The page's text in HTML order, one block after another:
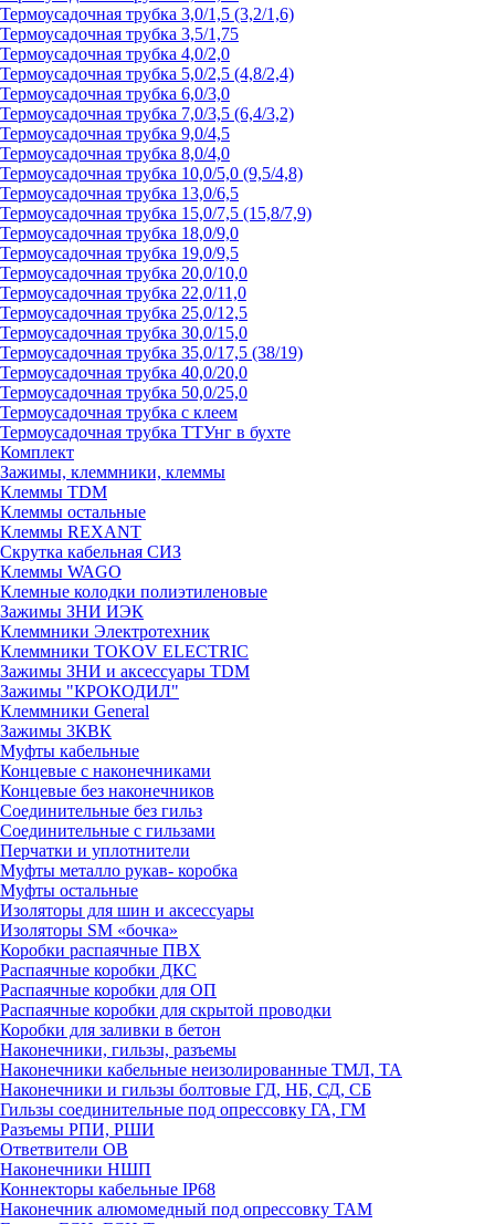
Термоусадочная трубка 3,0/1,5 (3,2/1,6)
Термоусадочная трубка 3,5/1,75
Термоусадочная трубка 4,0/2,0
Термоусадочная трубка 5,0/2,5 (4,8/2,4)
Термоусадочная трубка 6,0/3,0
Термоусадочная трубка 7,0/3,5 (6,4/3,2)
Термоусадочная трубка 9,0/4,5
Термоусадочная трубка 8,0/4,0
Термоусадочная трубка 10,0/5,0 (9,5/4,8)
Термоусадочная трубка 13,0/6,5
Термоусадочная трубка 15,0/7,5 (15,8/7,9)
Термоусадочная трубка 18,0/9,0
Термоусадочная трубка 19,0/9,5
Термоусадочная трубка 20,0/10,0
Термоусадочная трубка 22,0/11,0
Термоусадочная трубка 25,0/12,5
Термоусадочная трубка 30,0/15,0
Термоусадочная трубка 35,0/17,5 (38/19)
Термоусадочная трубка 40,0/20,0
Термоусадочная трубка 50,0/25,0
Термоусадочная трубка с клеем
Термоусадочная трубка ТТУнг в бухте
Комплект
Зажимы, клеммники, клеммы
Клеммы TDM
Клеммы остальные
Клеммы REXANT
Скрутка кабельная СИЗ
Клеммы WAGO
Клемные колодки полиэтиленовые
Зажимы ЗНИ ИЭК
Клеммники Электротехник
Клеммники TOKOV ELECTRIC
Зажимы ЗНИ и аксессуары TDM
Зажимы "КРОКОДИЛ"
Клеммники General
Зажимы 3КВК
Муфты кабельные
Концевые с наконечниками
Концевые без наконечников
Соединительные без гильз
Соединительные с гильзами
Перчатки и уплотнители
Муфты металло рукав- коробка
Муфты остальные
Изоляторы для шин и аксессуары
Изоляторы SM «бочка»
Коробки распаячные ПВХ
Распаячные коробки ДКС
Распаячные коробки для ОП
Распаячные коробки для скрытой проводки
Коробки для заливки в бетон
Наконечники, гильзы, разъемы
Наконечники кабельные неизолированные ТМЛ, ТА
Наконечники и гильзы болтовые ГД, НБ, СД, СБ
Гильзы соединительные под опрессовку ГА, ГМ
Разъемы РПИ, РШИ
Ответвители ОВ
Наконечники НШП
Коннекторы кабельные IP68
Наконечник алюмомедный под опрессовку ТАМ